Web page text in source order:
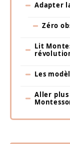
Adapter
Zéro
Lit
Les
Aller